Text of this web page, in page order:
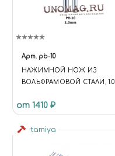
Арт. pb-10
НАЖИМНОЙ НОЖ ИЗ
ВОЛЬФРАМОВОЙ СТАЛИ, 1.0
от 1410 ₽
tamiya